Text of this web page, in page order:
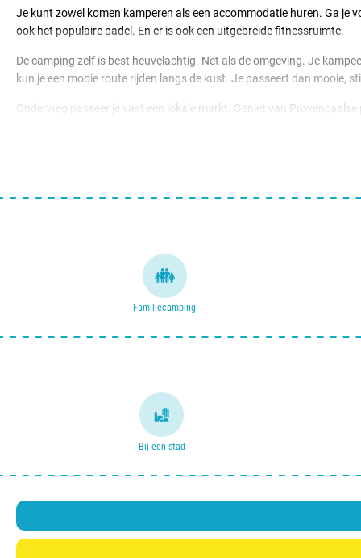
Je kunt zowel komen kamperen als een accommodatie huren. Ga je
ook het populaire padel. En er is ook een uitgebreide fitnessruimte.
De camping zelf is best heuvelachtig. Net als de omgeving. Je
kun je een mooie route rijden langs de kust. Je passeert dan mooie,
Onderweg passeer je vast een lokale markt. Geniet van
Familiecamping
Bij een stad